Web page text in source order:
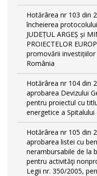
Hotărârea nr 103 din
încheierea
JUDEȚUL ARGEȘ și
PROIECTELOR
promovării
România
Hotărârea nr 104 din
aprobarea Devizului
pentru proiectul cu
energetice a
Hotărârea nr 105 din
aprobarea listei cu
nerambursabile de la
pentru activităţi
Legii nr. 350/2005,